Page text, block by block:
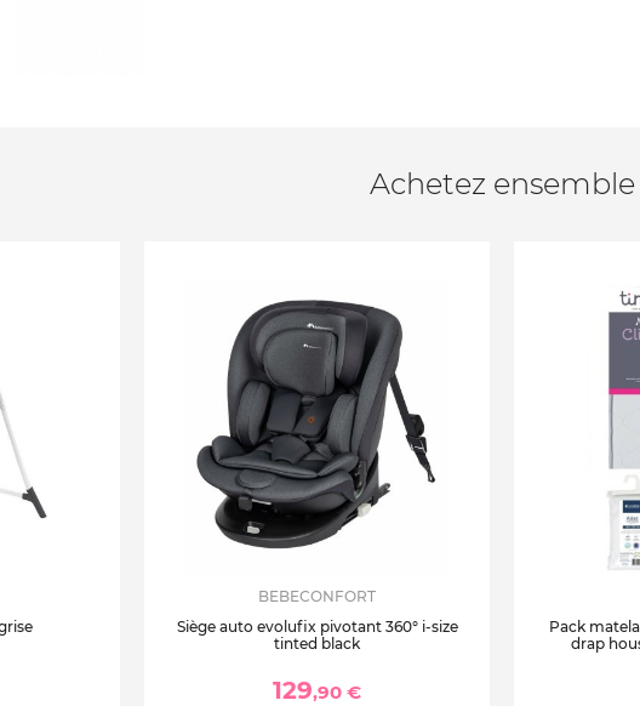
Achetez ensemble
BEBECONFORT
Siège auto evolufix pivotant 360° i-size
tinted black
129,90 €
Pack
drap